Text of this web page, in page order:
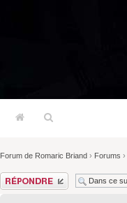
Forum de Romaric Briand › Forums ›
Répondre